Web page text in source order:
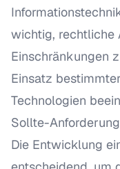
wichtig, rechtliche
Einschränkungen
Einsatz
Technologien
Sollte-
Die Entwicklung